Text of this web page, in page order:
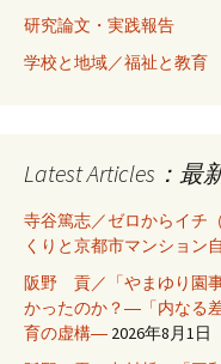
研究論文・実践報告
学校と地域／福祉と教育
Latest Articles：最
寺谷篤志／ゼロからイチ
くりと京都市マンション
阪野 貢／「やまゆり園
かったのか？―「内なる
育の虚構― 2026年8月1日